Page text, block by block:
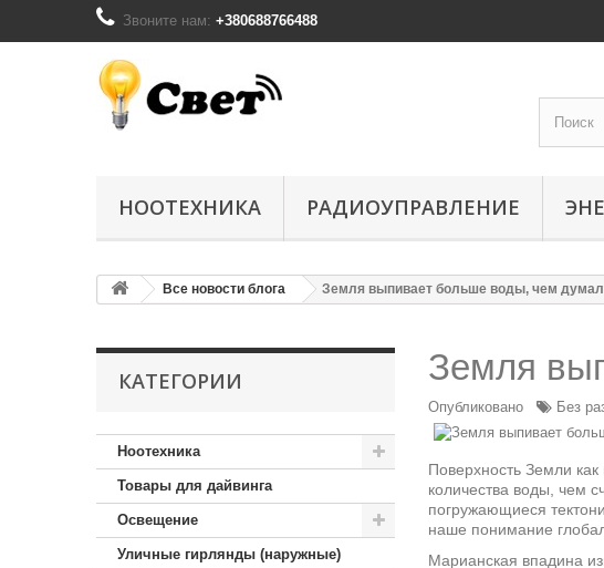
Звоните нам: +380688766488
НООТЕХНИКА РАДИОУПРАВЛЕНИЕ
Все новости блога Земля выпивает больше воды, чем
КАТЕГОРИИ
Ноотехника
Товары для дайвинга
Освещение
Уличные гирлянды (наружные)
Земля
Опубликовано Без
Поверхность Земли
количества воды, чем
погружающиеся
наше понимание
Марианская впадина